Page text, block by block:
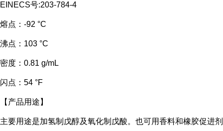
EINECS号:203-784-4
熔点： -92 °C
沸点： 103 °C
密度： 0.81 g/mL
闪点： 54 °F
【产品用途】
主要用途是加氢制戊醇及氧化制戊酸。也可用香料和橡胶促进剂